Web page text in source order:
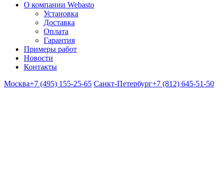
О компании Webasto
Установка
Доставка
Оплата
Гарантия
Примеры работ
Новости
Контакты
Москва+7 (495) 155-25-65 Санкт-Петербург+7 (812) 645-51-50